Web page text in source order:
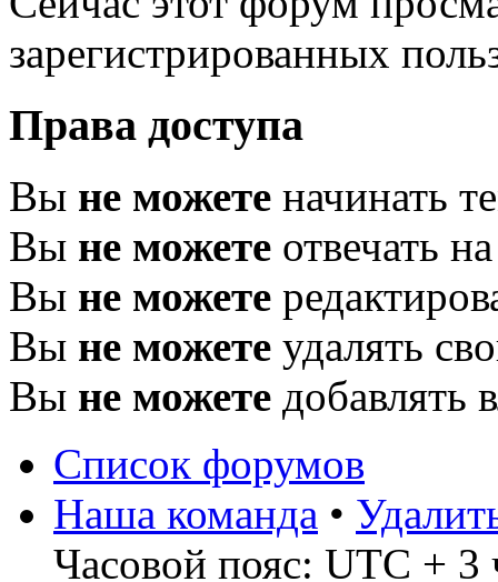
зарегистрированных
Права доступа
Вы не можете начинать
Вы не можете отвечать
Вы не можете
Вы не можете удалять
Вы не можете добавлять
Список форумов
Наша команда •
Часовой пояс: UTC + 3